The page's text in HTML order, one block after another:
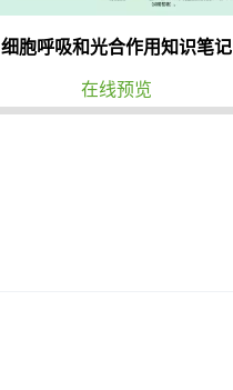
细胞呼吸和光合作用知识笔记
在线预览